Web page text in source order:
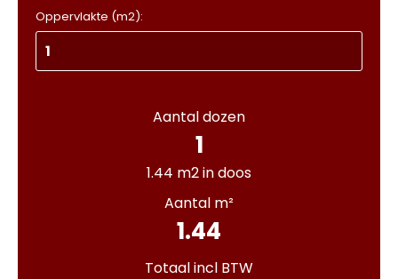
Oppervlakte (m2):
Aantal dozen
1
1.44 m2 in doos
Aantal m²
1.44
Totaal incl BTW